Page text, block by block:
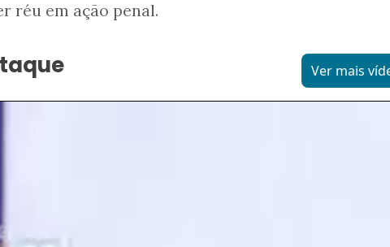
réu em ação penal.
Ver mais